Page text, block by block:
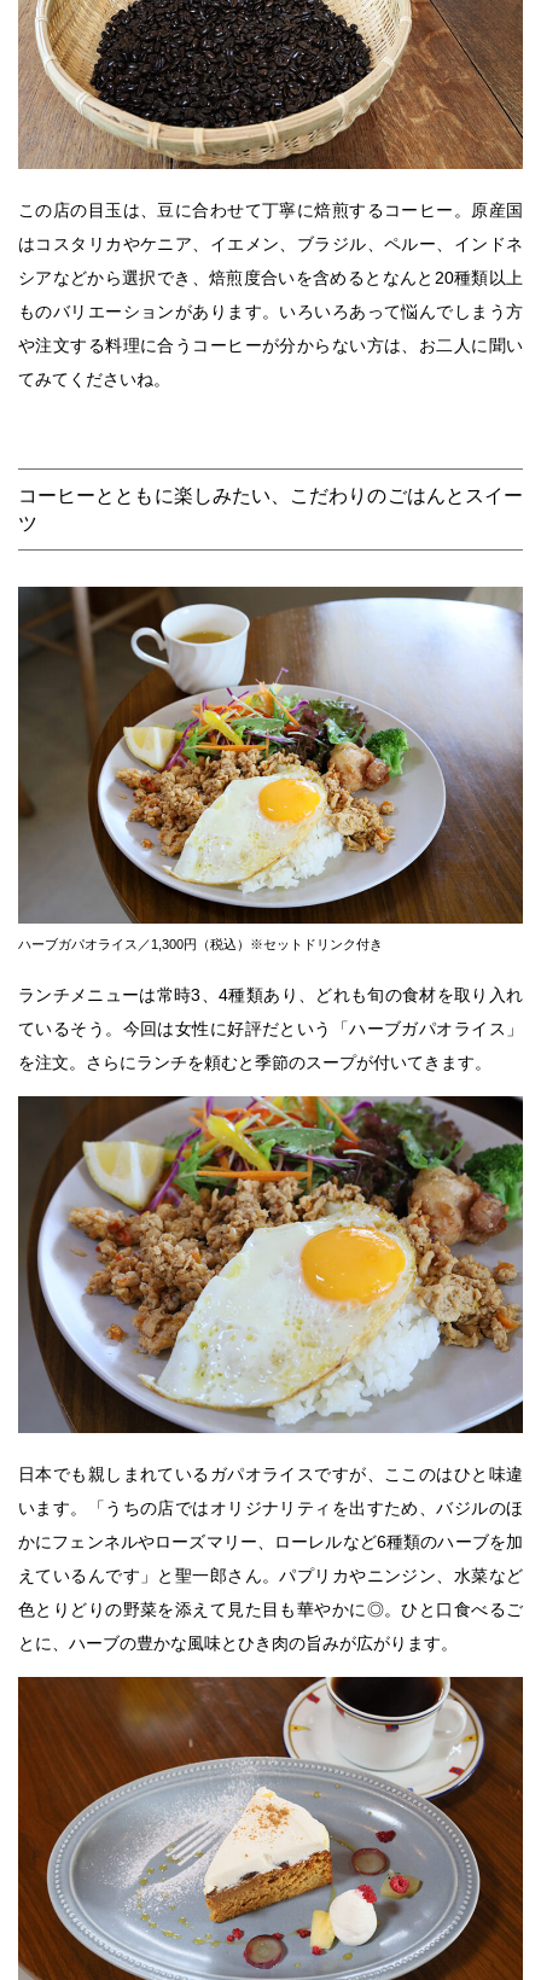
この店の目玉は、豆に合わせて丁寧に焙煎するコーヒー。原産国
はコスタリカやケニア、イエメン、ブラジル、ペルー、インドネ
シアなどから選択でき、焙煎度合いを含めるとなんと20種類以上
ものバリエーションがあります。いろいろあって悩んでしまう方
や注文する料理に合うコーヒーが分からない方は、お二人に聞い
てみてくださいね。
コーヒーとともに楽しみたい、こだわりのごはんとスイー
ツ
ハーブガパオライス／1,300円（税込）※セットドリンク付き
ランチメニューは常時3、4種類あり、どれも旬の食材を取り入れ
ているそう。今回は女性に好評だという「ハーブガパオライス」
を注文。さらにランチを頼むと季節のスープが付いてきます。
日本でも親しまれているガパオライスですが、ここのはひと味違
います。「うちの店ではオリジナリティを出すため、バジルのほ
かにフェンネルやローズマリー、ローレルなど6種類のハーブを加
えているんです」と聖一郎さん。パプリカやニンジン、水菜など
色とりどりの野菜を添えて見た目も華やかに◎。ひと口食べるご
とに、ハーブの豊かな風味とひき肉の旨みが広がります。